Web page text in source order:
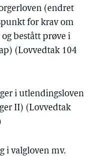
(endret
for krav om
bestått prøve i
(Lovvedtak 104
i utlendingsloven
II) (Lovvedtak
i valgloven mv.